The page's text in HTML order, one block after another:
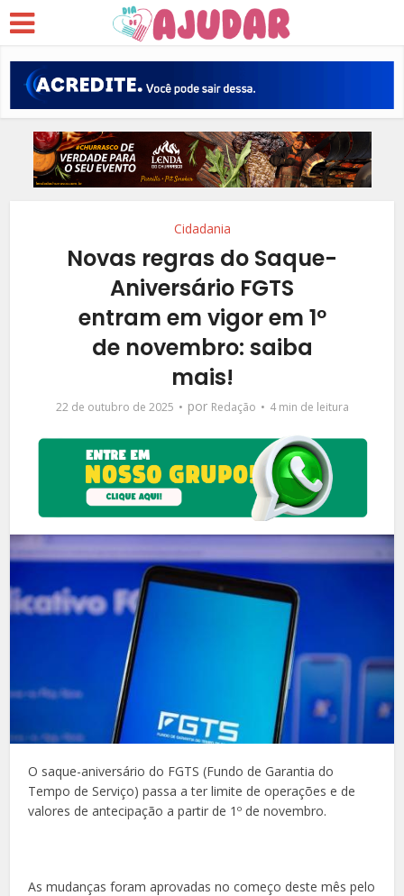
Cidadania
Novas regras do Saque-
Aniversário FGTS
entram em vigor em 1º
de novembro: saiba
mais!
22 de outubro de 2025 por Redação 4 min de leitura
O saque-aniversário do FGTS (Fundo de Garantia do
Tempo de Serviço) passa a ter limite de operações e de
valores de antecipação a partir de 1º de novembro.
As mudanças foram aprovadas no começo deste mês pelo